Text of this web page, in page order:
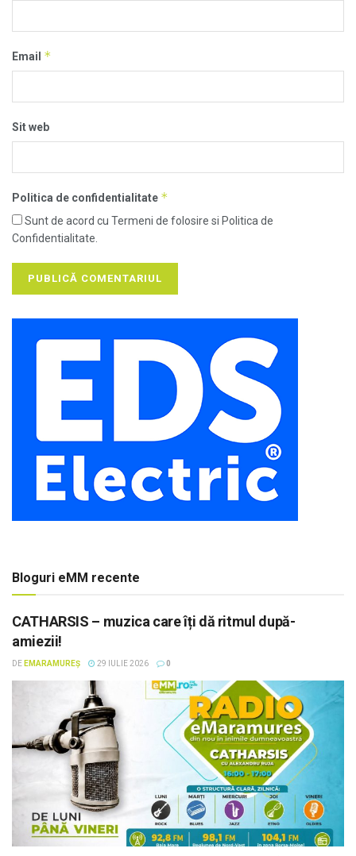
Email *
Sit web
Politica de confidentialitate *
Sunt de acord cu Termeni de folosire si Politica de
Confidentialitate.
Bloguri eMM recente
CATHARSIS – muzica care îți dă ritmul după-
amiezii!
DE EMARAMUREȘ 29 IULIE 2026 0